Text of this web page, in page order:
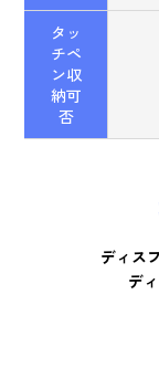
タッ
チペ
ン収
納可
否
ディス
デ